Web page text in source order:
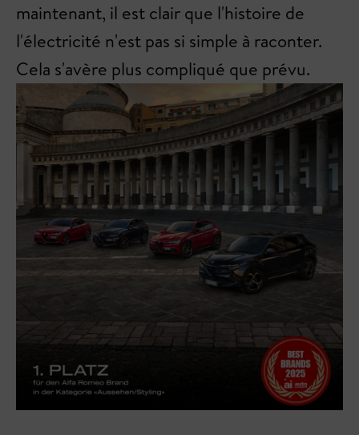
maintenant, il est clair que l'histoire de
l'électricité n'est pas si simple à raconter.
Cela s'avère plus compliqué que prévu.